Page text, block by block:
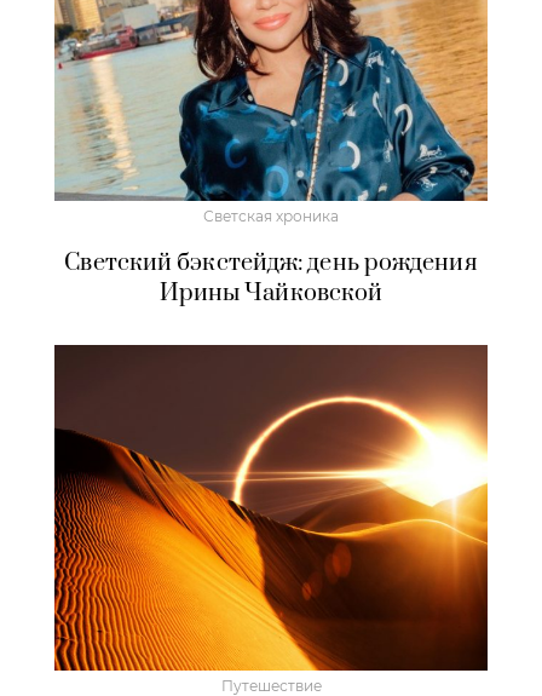
Светская хроника
Светский бэкстейдж: день рождения
Ирины Чайковской
Путешествие